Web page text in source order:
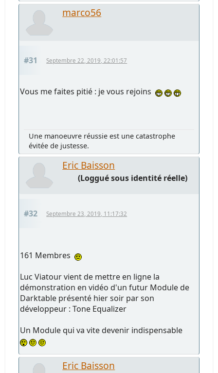
marco56
#31 Septembre 22, 2019, 22:01:57
Vous me faites pitié : je vous rejoins
Une manoeuvre réussie est une catastrophe
évitée de justesse.
Eric Baisson
(Loggué sous identité réelle)
#32 Septembre 23, 2019, 11:17:32
161 Membres
Luc Viatour vient de mettre en ligne la
démonstration en vidéo d'un futur Module de
Darktable présenté hier soir par son
développeur : Tone Equalizer
Un Module qui va vite devenir indispensable
Eric Baisson